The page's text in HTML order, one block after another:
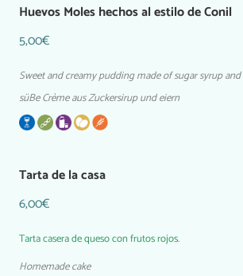
Huevos Moles hechos al estilo de Conil
5,00€
Sweet and creamy pudding made of sugar syrup
süBe Crème aus Zuckersirup und eiern
Tarta de la casa
6,00€
Tarta casera de queso con frutos rojos.
Homemade cake